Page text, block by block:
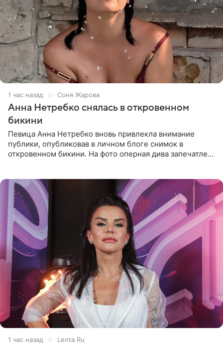
1 час назад Соня Жарова
Анна Нетребко снялась в откровенном
бикини
Певица Анна Нетребко вновь привлекла внимание
публики, опубликовав в личном блоге снимок в
откровенном бикини. На фото оперная дива запечатлена
1 час назад Lenta.Ru